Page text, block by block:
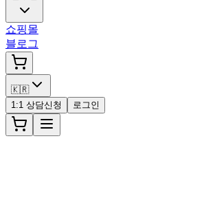
쇼핑몰
블로그
🇰🇷
1:1 상담신청
로그인